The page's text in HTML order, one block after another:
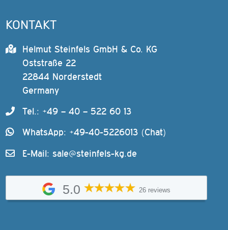
KONTAKT
Helmut Steinfels GmbH & Co. KG
Oststraße 22
22844 Norderstedt
Germany
Tel.: +49 – 40 – 522 60 13
WhatsApp: +49-40-5226013 (Chat)
E-Mail: sale@steinfels-kg.de
5.0 26 reviews